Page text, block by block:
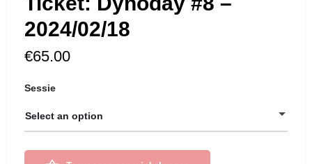
2024/02/18
€65.00
Sessie
Select an option